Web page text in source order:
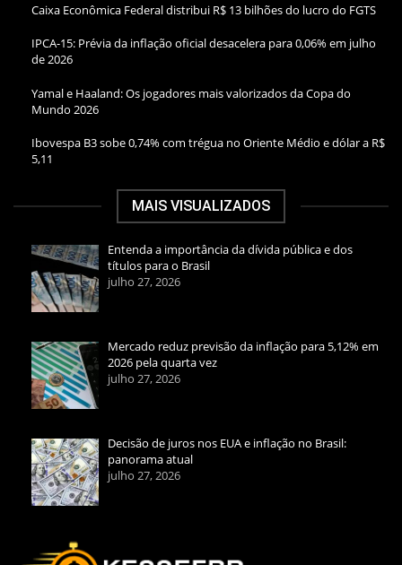
Caixa Econômica Federal distribui R$ 13 bilhões do lucro do FGTS
IPCA-15: Prévia da inflação oficial desacelera para 0,06% em julho
de 2026
Yamal e Haaland: Os jogadores mais valorizados da Copa do
Mundo 2026
Ibovespa B3 sobe 0,74% com trégua no Oriente Médio e dólar a R$
5,11
MAIS VISUALIZADOS
Entenda a importância da dívida pública e dos
títulos para o Brasil
julho 27, 2026
Mercado reduz previsão da inflação para 5,12% em
2026 pela quarta vez
julho 27, 2026
Decisão de juros nos EUA e inflação no Brasil:
panorama atual
julho 27, 2026